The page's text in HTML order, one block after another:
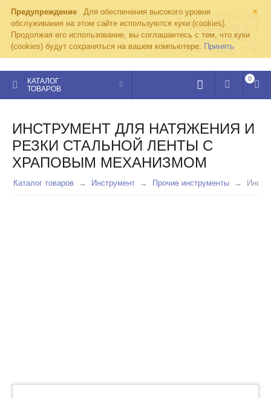
×
Предупреждение
Для обеспечения высокого уровня
обслуживания на этом сайте используются куки (cookies).
Продолжая его использование, вы соглашаетесь с тем, что куки
(cookies) будут сохраняться на вашем компьютере: Принять
+7 (727) 345-47-03
8-800-1000-274
kvazar91@yandex.ru
Пн-пт с 8:00 до 17:00
КАТАЛОГ
ТОВАРОВ
0
ИНСТРУМЕНТ ДЛЯ НАТЯЖЕНИЯ И
РЕЗКИ СТАЛЬНОЙ ЛЕНТЫ С
ХРАПОВЫМ МЕХАНИЗМОМ
Каталог товаров Инструмент Прочие инструменты